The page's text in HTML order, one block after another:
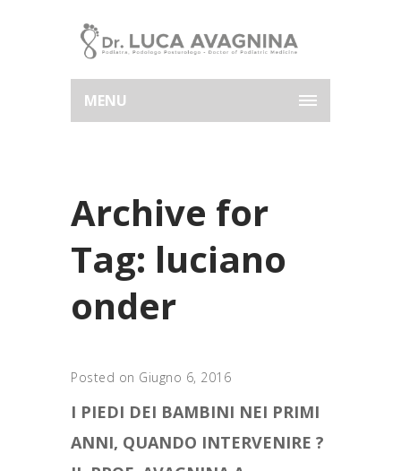
MENU
Archive for
Tag: luciano
onder
Posted on Giugno 6, 2016
I PIEDI DEI BAMBINI NEI PRIMI
ANNI, QUANDO INTERVENIRE ?